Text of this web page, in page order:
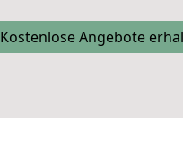
Kostenlose Angebote